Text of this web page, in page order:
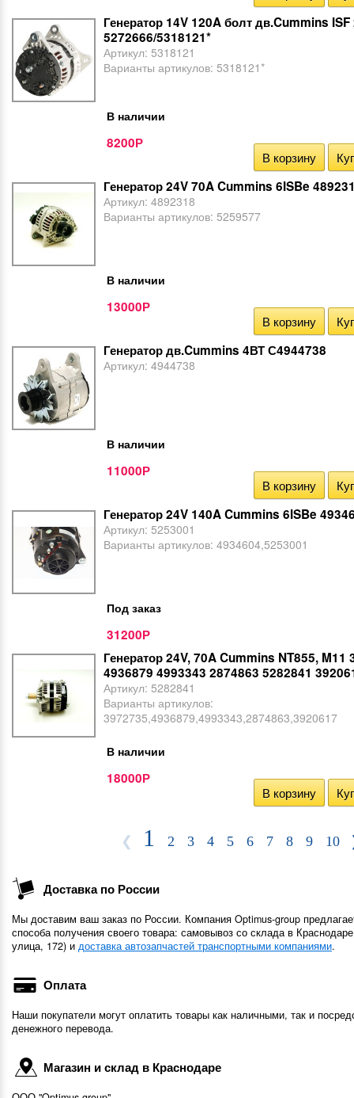
Генератор 14V 120A болт дв.Cummins ISF
5272666/5318121*
Артикул: 5318121
Варианты артикулов: 5318121*
В наличии
8200Р
В корзину
Генератор 24V 70A Cummins 6ISBe
Артикул: 4892318
Варианты артикулов: 5259577
В наличии
13000Р
В корзину
Генератор дв.Cummins 4ВТ С4944738
Артикул: 4944738
В наличии
11000Р
В корзину
Генератор 24V 140A Cummins 6ISBe
Артикул: 5253001
Варианты артикулов: 4934604,5253001
Под заказ
31200Р
Генератор 24V, 70A Cummins NT855, M11
4936879 4993343 2874863 5282841
Артикул: 5282841
Варианты артикулов:
3972735,4936879,4993343,2874863,3920617
В наличии
18000Р
В корзину
❮ 1 2 3 4 5 6 7 8 9 10
Доставка по России
Мы доставим ваш заказ по России. Компания Optimus-group
способа получения своего товара: самовывоз со склада в
улица, 172) и доставка автозапчастей транспортными компаниями.
Оплата
Наши покупатели могут оплатить товары как наличными, так и
денежного перевода.
Магазин и склад в Краснодаре